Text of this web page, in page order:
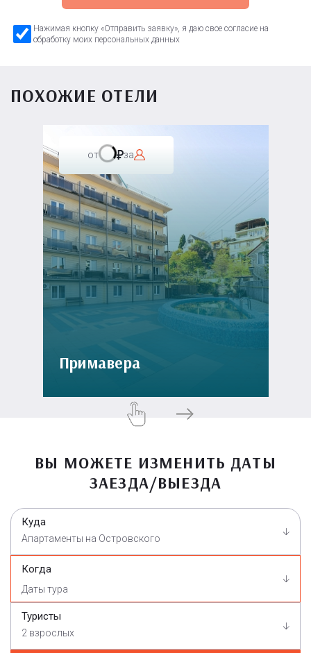
Нажимая кнопку «Отправить заявку», я даю свое согласие на
обработку моих персональных данных
ПОХОЖИЕ ОТЕЛИ
от за
Примавера
ВЫ МОЖЕТЕ ИЗМЕНИТЬ ДАТЫ
ЗАЕЗДА/ВЫЕЗДА
Куда
Апартаменты на Островского
Когда
Туристы
2 взрослых